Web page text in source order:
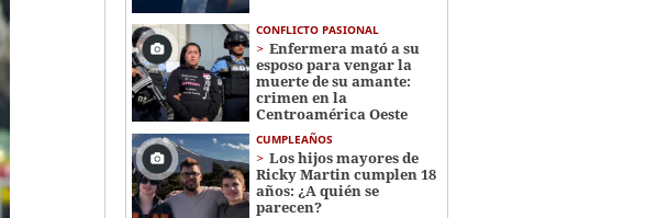
CONFLICTO PASIONAL
Enfermera mató a su
esposo para vengar la
muerte de su amante:
crimen en la
Centroamérica Oeste
CUMPLEAÑOS
Los hijos mayores de
Ricky Martin cumplen 18
años: ¿A quién se
parecen?